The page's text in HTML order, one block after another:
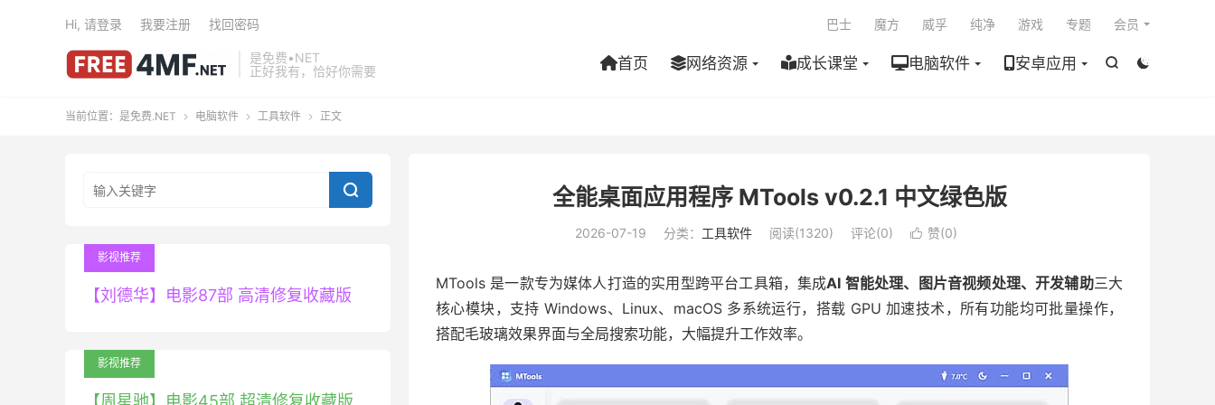
是免费•NET
正好我有，恰好你需要


首页 网络资源 成长课堂 电脑软件 安卓应用
巴士 魔方 威孚 纯净 游戏 专题 会员
Hi, 请登录 我要注册 找回密码
当前位置： 是免费.NET  电脑软件  工具软件  正文
全能桌面应用程序 MTools v0.2.1 中文绿色版
2026-07-19 分类： 工具软件 阅读(1320) 评论(0)  赞(0)
MTools 是一款专为媒体人打造的实用型跨平台工具箱，集成AI 智能处理、图片音视频处理、开发辅助三大
核心模块，支持 Windows、Linux、macOS 多系统运行，搭载 GPU 加速技术，所有功能均可批量操作，
搭配毛玻璃效果界面与全局搜索功能，大幅提升工作效率。

影视推荐
【刘德华】电影87部 高清修复收藏版
影视推荐
【周星驰】电影45部 超清修复收藏版